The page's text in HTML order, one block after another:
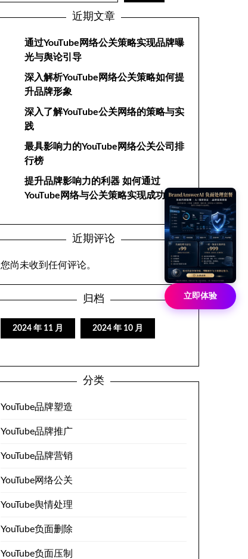
近期文章
通过YouTube网络公关策略实现品牌曝
光与舆论引导
深入解析YouTube网络公关策略如何提
升品牌形象
深入了解YouTube公关网络的策略与实
践
最具影响力的YouTube网络公关公司排
行榜
提升品牌影响力的利器 如何通过
YouTube网络与公关策略实现成功
近期评论
您尚未收到任何评论。
归档
2024 年 11 月 2024 年 10 月
分类
YouTube品牌塑造
YouTube品牌推广
YouTube品牌营销
YouTube网络公关
YouTube舆情处理
YouTube负面删除
YouTube负面压制
立即体验